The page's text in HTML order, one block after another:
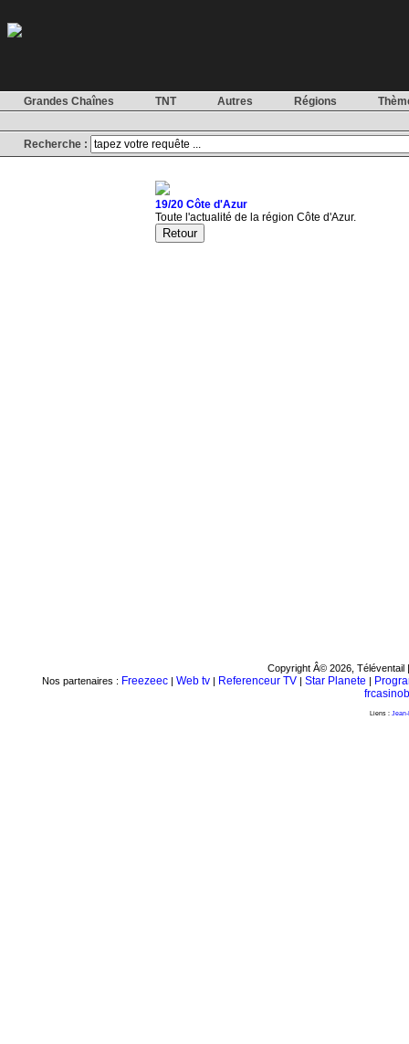
Grandes Chaînes TNT Autres Régions
Recherche :
19/20 Côte d'Azur
Toute l'actualité de la région Côte d'Azur.
Copyright Â© 2026, Téléventail
Nos partenaires : Freezeec| Web tv| Referenceur TV| Star Planete |
Liens :